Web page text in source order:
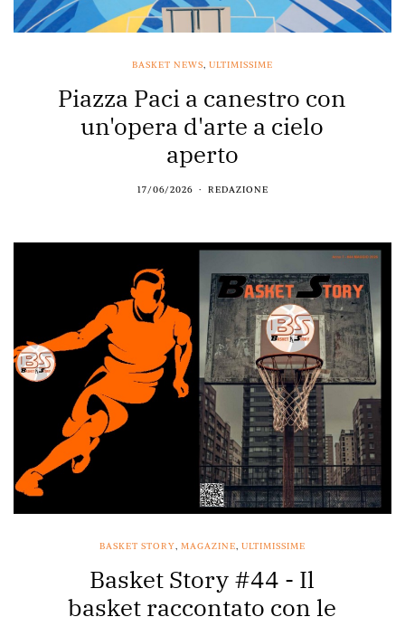
BASKET NEWS, ULTIMISSIME
Piazza Paci a canestro con
un'opera d'arte a cielo
aperto
17/06/2026 REDAZIONE
BASKET STORY, MAGAZINE, ULTIMISSIME
Basket Story #44 - Il
basket raccontato con le